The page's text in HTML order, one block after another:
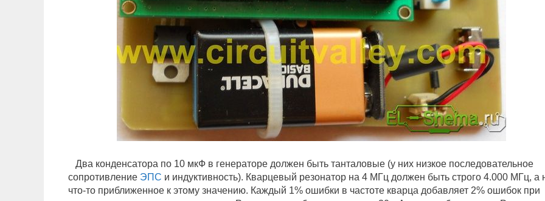
Два конденсатора по 10 мкФ в генераторе должен быть танталовые (у них низкое последовательное
сопротивление ЭПС и индуктивность). Кварцевый резонатор на 4 МГц должен быть строго 4.000 МГц, а
что-то приближенное к этому значению. Каждый 1% ошибки в частоте кварца добавляет 2% ошибок при